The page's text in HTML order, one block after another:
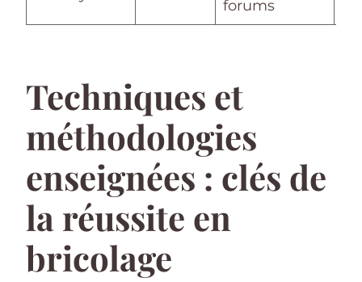
forums
Techniques et
méthodologies
enseignées : clés de
la réussite en
bricolage